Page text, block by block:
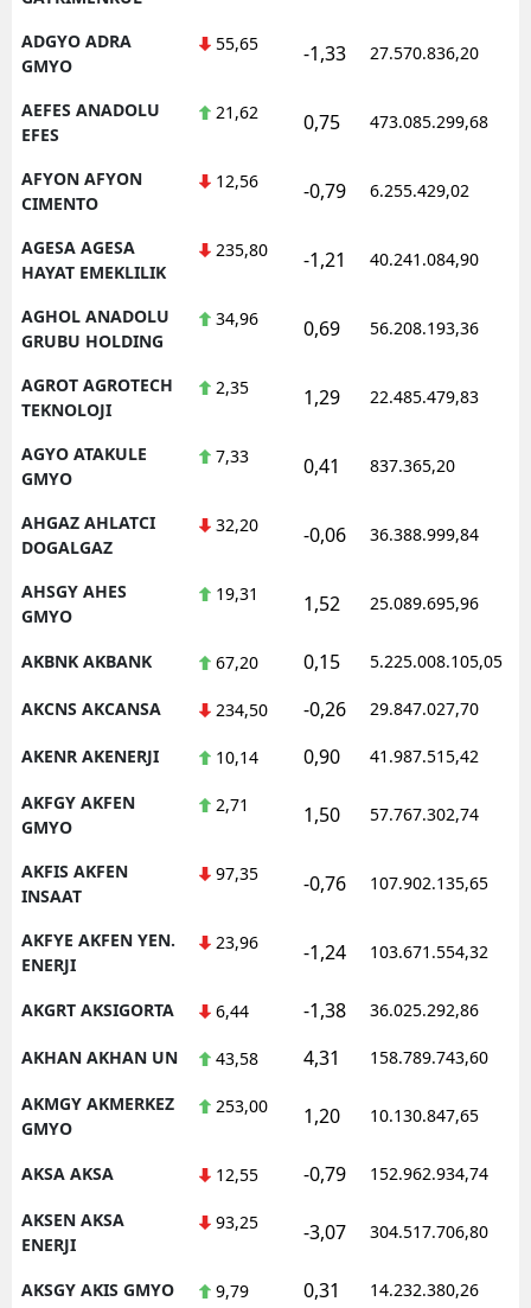
Isparta
Kars
Kırklareli
Konya
Kütahya
Malatya
Manisa
Kahramanmaraş
Muş
Nevşehir
Niğde
Siirt
ADGYO ADRA
GMYO
55,65 -1,33 27.570.836,20
AEFES ANADOLU
EFES
21,62 0,75 473.085.299,68
AFYON AFYON
CIMENTO
12,56 -0,79 6.255.429,02
AGESA AGESA
HAYAT EMEKLILIK
235,80 -1,21 40.241.084,90
AGHOL ANADOLU
GRUBU HOLDING
34,96 0,69 56.208.193,36
AGROT AGROTECH
TEKNOLOJI
2,35 1,29 22.485.479,83
AGYO ATAKULE
GMYO
7,33 0,41 837.365,20
AHGAZ AHLATCI
DOGALGAZ
32,20 -0,06 36.388.999,84
AHSGY AHES
GMYO
19,31 1,52 25.089.695,96
AKBNK AKBANK 67,20 0,15 5.225.008.105,05
AKCNS AKCANSA 234,50 -0,26 29.847.027,70
AKENR AKENERJI 10,14 0,90 41.987.515,42
AKFGY AKFEN
GMYO
2,71 1,50 57.767.302,74
AKFIS AKFEN
INSAAT
97,35 -0,76 107.902.135,65
AKFYE AKFEN YEN.
ENERJI
23,96 -1,24 103.671.554,32
AKGRT AKSIGORTA 6,44 -1,38 36.025.292,86
AKHAN AKHAN UN 43,58 4,31 158.789.743,60
AKMGY AKMERKEZ
GMYO
253,00 1,20 10.130.847,65
AKSA AKSA 12,55 -0,79 152.962.934,74
AKSEN AKSA
ENERJI
93,25 -3,07 304.517.706,80
AKSGY AKIS GMYO 9,79 0,31 14.232.380,26